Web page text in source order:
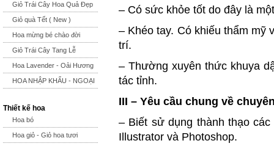
Giỏ Trái Cây Hoa Quả Đẹp
Giỏ quà Tết ( New )
Hoa mừng bé chào đời
Giỏ Trái Cây Tang Lễ
Hoa Lavender - Oải Hương
HOA NHẬP KHẨU - NGOẠI
Thiết kế hoa
Hoa bó
Hoa giỏ - Giỏ hoa tươi
– Có sức khỏe tốt do đây là
– Khéo tay. Có khiếu thẩm mỹ
trí.
– Thường xuyên thức khuya
tác tỉnh.
III – Yêu cầu chung về
– Biết sử dụng thành thạo
Illustrator và Photoshop.